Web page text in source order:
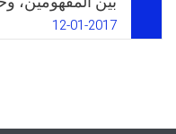
عمليات التدريس
يتعارض مع كل
اللغوية باللغة
في اللغة
التطبيقية التي
12-01-2017